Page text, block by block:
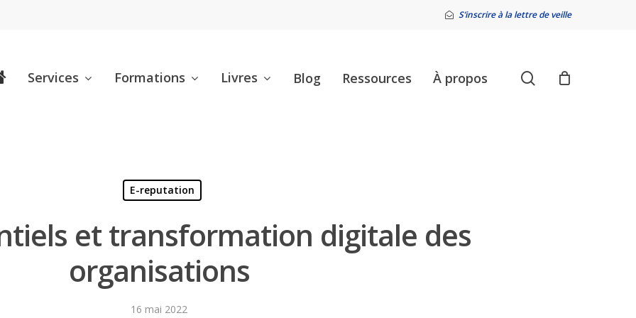
S’inscrire à la lettre de veille
Services Formations Livres Blog Ressources À propos search
E-reputation
et transformation digitale des
organisations
16 mai 2022